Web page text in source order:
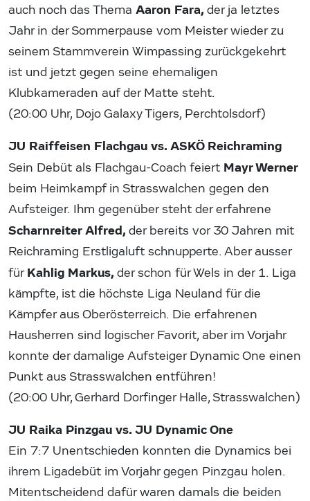
auch noch das Thema Aaron Fara, der ja letztes
Jahr in der Sommerpause vom Meister wieder zu
seinem Stammverein Wimpassing zurückgekehrt
ist und jetzt gegen seine ehemaligen
Klubkameraden auf der Matte steht.
(20:00 Uhr, Dojo Galaxy Tigers, Perchtolsdorf)
JU Raiffeisen Flachgau vs. ASKÖ Reichraming
Sein Debüt als Flachgau-Coach feiert Mayr Werner
beim Heimkampf in Strasswalchen gegen den
Aufsteiger. Ihm gegenüber steht der erfahrene
Scharnreiter Alfred, der bereits vor 30 Jahren mit
Reichraming Erstligaluft schnupperte. Aber ausser
fürKahlig Markus, der schon für Wels in der 1. Liga
kämpfte, ist die höchste Liga Neuland für die
Kämpfer aus Oberösterreich. Die erfahrenen
Hausherren sind logischer Favorit, aber im Vorjahr
konnte der damalige Aufsteiger Dynamic One einen
Punkt aus Strasswalchen entführen!
(20:00 Uhr, Gerhard Dorfinger Halle, Strasswalchen)
JU Raika Pinzgau vs. JU Dynamic One
Ein 7:7 Unentschieden konnten die Dynamics bei
ihrem Ligadebüt im Vorjahr gegen Pinzgau holen.
Mitentscheidend dafür waren damals die beiden